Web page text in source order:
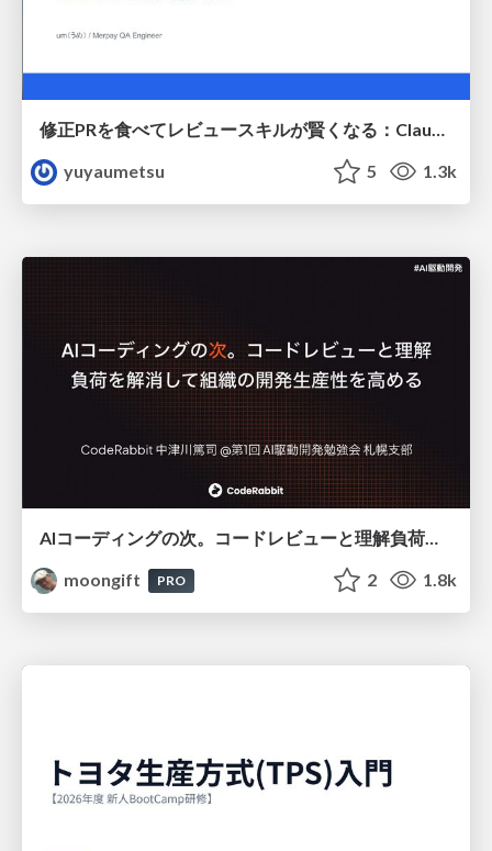
修正PRを食べてレビュースキルが賢くなる：Claude Codeによる自己改善サイクル
yuyaumetsu
5 1.3k
AIコーディングの次。コードレビューと理解負荷を解消して組織の開発生産性を高める
moongift
PRO 2 1.8k